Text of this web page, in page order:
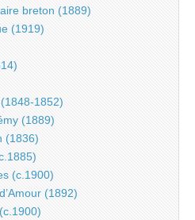
breton (1889)
(1919)
1852)
(1889)
(1836)
(c.1900)
(1892)